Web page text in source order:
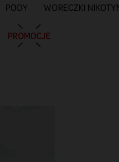
PODY WORECZKI
PROMOCJE